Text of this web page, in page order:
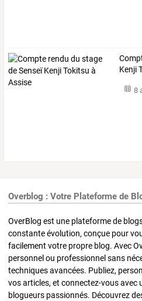
Kenji
8
Overblog : Votre Plateforme de
OverBlog est une plateforme de
constante évolution, conçue pour
facilement votre propre blog. Avec
personnel ou professionnel sans
techniques avancées. Publiez,
vos articles, et connectez-vous avec
blogueurs passionnés. Découvrez